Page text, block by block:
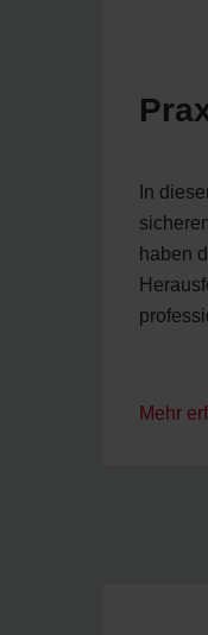
In
haben
Mehr